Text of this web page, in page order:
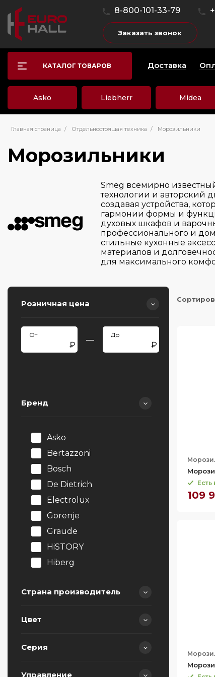
8-800-101-33-79
Заказать звонок
КАТАЛОГ ТОВАРОВ Доставка
Asko Liebherr Midea
Главная страница / Отдельностоящая техника / Морозильники
Морозильники
Smeg всемирно
технологии и авторский
создавая устройства,
гармонии формы и
духовых шкафов и
профессионального и
стильные кухонные
материалов и
для максимального
Розничная цена
—
Бренд
Asko
Bertazzoni
Bosch
De Dietrich
Electrolux
Gorenje
Graude
HiSTORY
Hiberg
Kuppersbusch
V-Zug
Страна производитель
Германия
Цвет
Серия
Управление
Есть
109